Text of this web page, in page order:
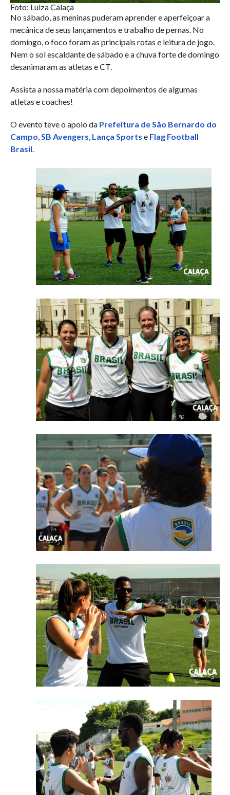
Foto: Luiza Calaça
No sábado, as meninas puderam aprender e aperfeiçoar a
mecânica de seus lançamentos e trabalho de pernas. No
domingo, o foco foram as principais rotas e leitura de jogo.
Nem o sol escaldante de sábado e a chuva forte de domingo
desanimaram as atletas e CT.
Assista a nossa matéria com depoimentos de algumas
atletas e coaches!
O evento teve o apoio da Prefeitura de São Bernardo do
Campo,SB Avengers, Lança Sports e Flag Football
Brasil.